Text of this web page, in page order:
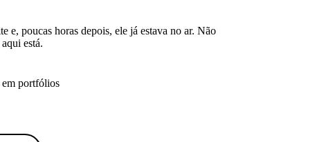
e, poucas horas depois, ele já estava no ar. Não
está.
em portfólios